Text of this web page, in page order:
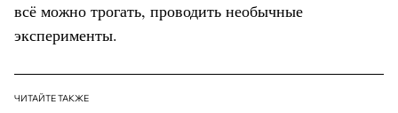
всё можно трогать, проводить необычные
эксперименты.
ЧИТАЙТЕ ТАКЖЕ